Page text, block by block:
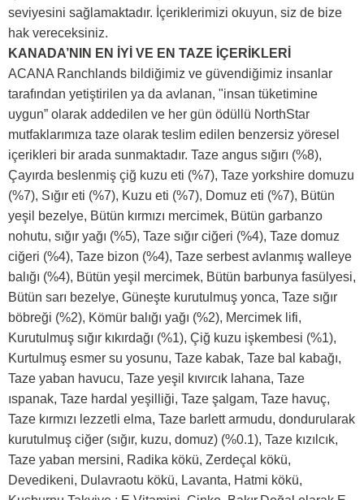
seviyesini sağlamaktadır. İçeriklerimizi okuyun, siz de bize
hak vereceksiniz.
KANADA’NIN EN İYİ VE EN TAZE İÇERİKLERİ
ACANA Ranchlands bildiğimiz ve güvendiğimiz insanlar
tarafından yetiştirilen ya da avlanan, "insan tüketimine
uygun” olarak addedilen ve her gün ödüllü NorthStar
mutfaklarımıza taze olarak teslim edilen benzersiz yöresel
içerikleri bir arada sunmaktadır. Taze angus sığırı (%8),
Çayırda beslenmiş çiğ kuzu eti (%7), Taze yorkshire domuzu
(%7), Sığır eti (%7), Kuzu eti (%7), Domuz eti (%7), Bütün
yeşil bezelye, Bütün kırmızı mercimek, Bütün garbanzo
nohutu, sığır yağı (%5), Taze sığır ciğeri (%4), Taze domuz
ciğeri (%4), Taze bizon (%4), Taze serbest avlanmış walleye
balığı (%4), Bütün yeşil mercimek, Bütün barbunya fasülyesi,
Bütün sarı bezelye, Güneşte kurutulmuş yonca, Taze sığır
böbreği (%2), Kömür balığı yağı (%2), Mercimek lifi,
Kurutulmuş sığır kıkırdağı (%1), Çiğ kuzu işkembesi (%1),
Kurtulmuş esmer su yosunu, Taze kabak, Taze bal kabağı,
Taze yaban havucu, Taze yeşil kıvırcık lahana, Taze
ıspanak, Taze hardal yeşilliği, Taze şalgam, Taze havuç,
Taze kırmızı lezzetli elma, Taze barlett armudu, dondurularak
kurutulmuş ciğer (sığır, kuzu, domuz) (%0.1), Taze kızılcık,
Taze yaban mersini, Radika kökü, Zerdeçal kökü,
Devedikeni, Dulavraotu kökü, Lavanta, Hatmi kökü,